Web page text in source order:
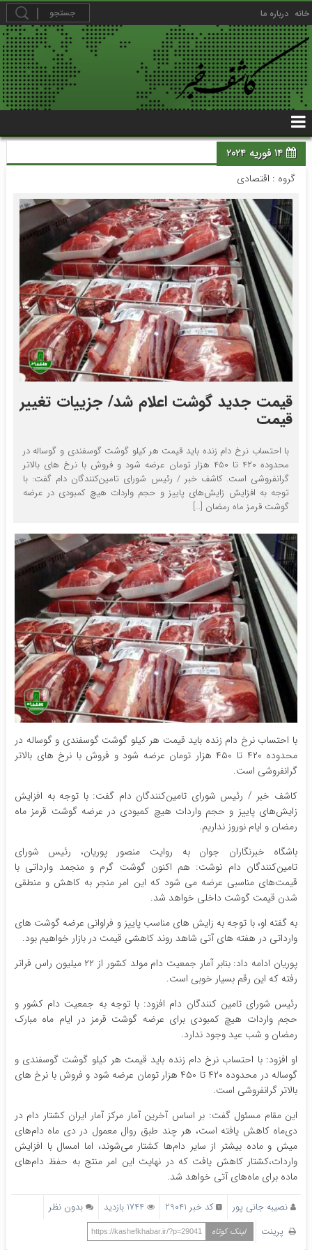
خانه درباره ما
14 فوریه 2024
گروه : اقتصادی
قیمت جدید گوشت اعلام شد/ جزییات تغییر
قیمت
با احتساب نرخ دام زنده باید قیمت هر کیلو گوشت گوسفندی و گوساله در
محدوده ۴۲۰ تا ۴۵۰ هزار تومان عرضه شود و فروش با نرخ های بالاتر
گرانفروشی است. کاشف خبر / رئیس شورای تامین‌کنندگان دام گفت: با
توجه به افزایش زایش‌های پاییز و حجم واردات هیچ کمبودی در عرضه
گوشت قرمز ماه رمضان […]
با احتساب نرخ دام زنده باید قیمت هر کیلو گوشت گوسفندی و گوساله در
محدوده ۴۲۰ تا ۴۵۰ هزار تومان عرضه شود و فروش با نرخ های بالاتر
گرانفروشی است.
کاشف خبر / رئیس شورای تامین‌کنندگان دام گفت: با توجه به افزایش
زایش‌های پاییز و حجم واردات هیچ کمبودی در عرضه گوشت قرمز ماه
رمضان و ایام نوروز نداریم.
باشگاه خبرنگاران جوان به روایت منصور پوریان، رئیس شورای
تامین‌کنندگان دام نوشت: هم اکنون گوشت گرم و منجمد وارداتی با
قیمت‌های مناسبی عرضه می شود که این امر منجر به کاهش و منطقی
شدن قیمت گوشت داخلی خواهد شد.
به گفته او، با توجه به زایش های مناسب پاییز و فراوانی عرضه گوشت های
وارداتی در هفته های آتی شاهد روند کاهشی قیمت در بازار خواهیم بود.
پوریان ادامه داد: بنابر آمار جمعیت دام مولد کشور از ۲۲ میلیون راس فراتر
رفته که این رقم بسیار خوبی است.
رئیس شورای تامین کنندگان دام افزود: با توجه به جمعیت دام کشور و
حجم واردات هیچ کمبودی برای عرضه گوشت قرمز در ایام ماه مبارک
رمضان و شب عید وجود ندارد.
او افزود: با احتساب نرخ دام زنده باید قیمت هر کیلو گوشت گوسفندی و
گوساله در محدوده ۴۲۰ تا ۴۵۰ هزار تومان عرضه شود و فروش با نرخ های
بالاتر گرانفروشی است.
این مقام مسئول گفت: بر اساس آخرین آمار مرکز آمار ایران کشتار دام در
دی‌ماه کاهش یافته است، هر چند طبق روال معمول در دی ماه دام‌های
میش و ماده بیشتر از سایر دام‌ها کشتار می‌شوند، اما امسال با افزایش
واردات،کشتار کاهش یافت که در نهایت این امر منتج به حفظ دام‌های
ماده برای ماه‌های آتی خواهد شد.
نصیبه جانی پور کد خبر 29041 1744 بازدید
بدون نظر
پرینت
لینک کوتاه https://kashefkhabar.ir/?p=29041